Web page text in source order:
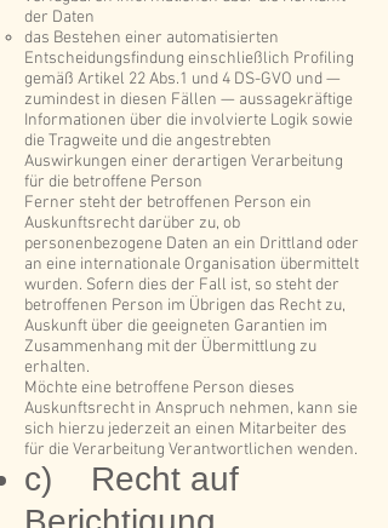
der Daten
das Bestehen einer automatisierten
Entscheidungsfindung einschließlich Profiling
gemäß Artikel 22 Abs.1 und 4 DS-GVO und —
zumindest in diesen Fällen — aussagekräftige
Informationen über die involvierte Logik sowie
die Tragweite und die angestrebten
Auswirkungen einer derartigen Verarbeitung
für die betroffene Person
Ferner steht der betroffenen Person ein
Auskunftsrecht darüber zu, ob
personenbezogene Daten an ein Drittland oder
an eine internationale Organisation übermittelt
wurden. Sofern dies der Fall ist, so steht der
betroffenen Person im Übrigen das Recht zu,
Auskunft über die geeigneten Garantien im
Zusammenhang mit der Übermittlung zu
erhalten.
Möchte eine betroffene Person dieses
Auskunftsrecht in Anspruch nehmen, kann sie
sich hierzu jederzeit an einen Mitarbeiter des
für die Verarbeitung Verantwortlichen wenden.
c) Recht auf